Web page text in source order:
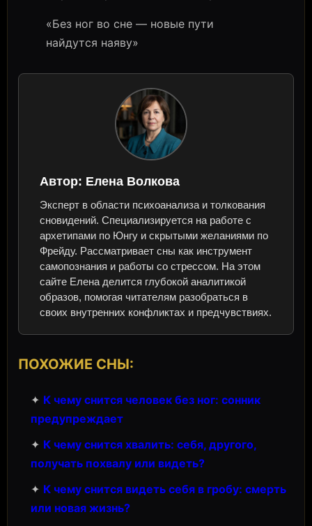
«Без ног во сне — новые пути
найдутся наяву»
Автор: Елена Волкова
Эксперт в области психоанализа и толкования
сновидений. Специализируется на работе с
архетипами по Юнгу и скрытыми желаниями по
Фрейду. Рассматривает сны как инструмент
самопознания и работы со стрессом. На этом
сайте Елена делится глубокой аналитикой
образов, помогая читателям разобраться в
своих внутренних конфликтах и предчувствиях.
ПОХОЖИЕ СНЫ:
✦ К чему снится человек без ног: сонник
предупреждает
✦ К чему снится хвалить: себя, другого,
получать похвалу или видеть?
✦ К чему снится видеть себя в гробу: смерть
или новая жизнь?